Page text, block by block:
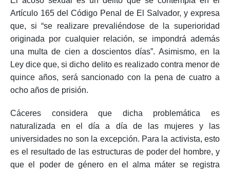
Artículo 165 del Código Penal de El Salvador, y expresa
que, si “se realizare prevaliéndose de la superioridad
originada por cualquier relación, se impondrá además
una multa de cien a doscientos días”. Asimismo, en la
Ley dice que, si dicho delito es realizado contra menor de
quince años, será sancionado con la pena de cuatro a
ocho años de prisión.
Cáceres considera que dicha problemática es
naturalizada en el día a día de las mujeres y las
universidades no son la excepción. Para la activista, esto
es el resultado de las estructuras de poder del hombre, y
que el poder de género en el alma máter se registra